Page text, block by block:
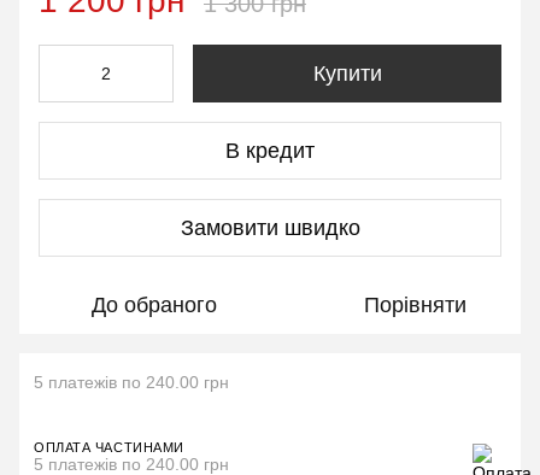
Купити
В кредит
Замовити швидко
До обраного Порівняти
5 платежів по 240.00 грн
ОПЛАТА ЧАСТИНАМИ
5 платежів по 240.00 грн